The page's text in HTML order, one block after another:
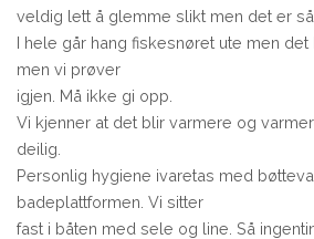
veldig lett å glemme slikt men det er så
I hele går hang fiskesnøret ute men det
men vi prøver
igjen. Må ikke gi opp.
Vi kjenner at det blir varmere og
deilig.
Personlig hygiene ivaretas med
badeplattformen. Vi sitter
fast i båten med sele og line. Så